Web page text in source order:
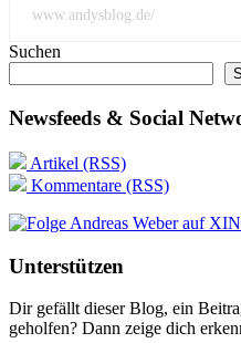
www.andysblog.de/
Suchen
Newsfeeds & Social
Artikel (RSS)
Kommentare (RSS)
Unterstützen
Dir gefällt dieser Blog, ein
geholfen? Dann zeige dich